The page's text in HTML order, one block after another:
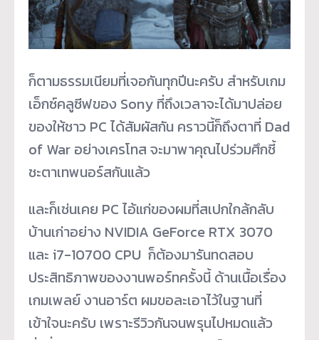
ก็ตามธรรมเนียมที่เจอกันทุกปีนะครับ สำหรับเกม
เอ็กซ์คลูซีฟของ Sony ที่ถึงเวลาจะได้มาปล่อย
ของให้ชาว PC ได้สัมผัสกัน คราวนี้ก็ถึงตาที่ Dad
of War อย่างเครโทส จะมาพาคุณไปร่วมศึกชี้
ชะตาเทพนอร์สกันแล้ว
และก็เช่นเคย PC ไอ้แก่ของผมที่สเปกใกล้กลับ
บ้านเก่าอย่าง NVIDIA GeForce RTX 3070
และ i7-10700 CPU ก็ต้องมารันทดสอบ
ประสิทธิภาพของงานพอร์ทครั้งนี้ ด้านเนื้อเรื่อง
เกมเพลย์ งานอาร์ต ผมขอละเอาไว้ในฐานที่
เข้าใจนะครับ เพราะรีวิวกันจนพรุนไปหมดแล้ว